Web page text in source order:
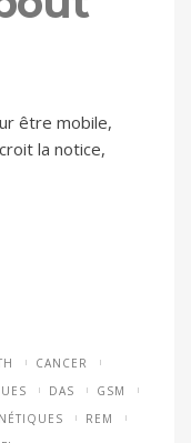
être mobile,
la notice,
CANCER
DAS
GSM
REM